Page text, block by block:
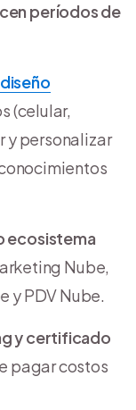
períodos de
(celular,
y personalizar
ecosistema
Nube,
y PDV Nube.
y certificado
pagar costos